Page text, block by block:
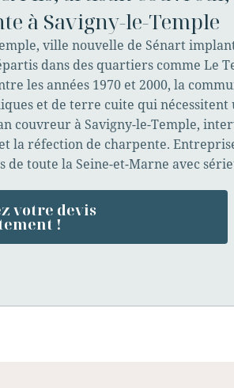
à Savigny-le-Temple
ville nouvelle de Sénart
dans des quartiers comme Le
les années 1970 et 2000, la
et de terre cuite qui
couvreur à Savigny-le-Temple,
la réfection de charpente.
de toute la Seine-et-Marne avec
votre devis
!